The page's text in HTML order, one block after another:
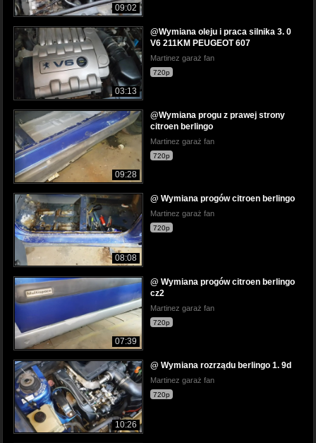
09:02
03:13
@Wymiana oleju i praca silnika 3. 0
V6 211KM PEUGEOT 607
Martinez garaż fan
720p
09:28
@Wymiana progu z prawej strony
citroen berlingo
Martinez garaż fan
720p
08:08
@ Wymiana progów citroen berlingo
Martinez garaż fan
720p
07:39
@ Wymiana progów citroen berlingo
cz2
Martinez garaż fan
720p
10:26
@ Wymiana rozrządu berlingo 1. 9d
Martinez garaż fan
720p